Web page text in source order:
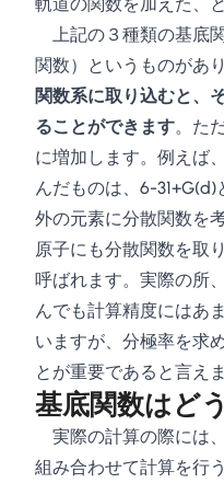
上記の３種類の基底
関数）というものがあり
関数系に取り込むと、
ることができます。た
に増加します。例えば
んだものは、6-
外の元素に分散関数を
原子にも分散関数を取
呼ばれます。実際の所
んでも計算精度にはあ
いますが、分極率を求
とが重要であると言えま
基底関数はど
実際の計算の際には
組み合わせて計算を行